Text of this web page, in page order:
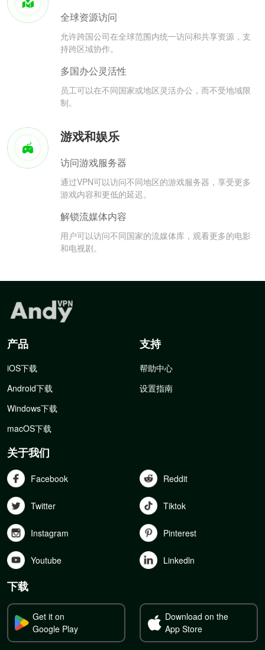
全球资源访问
允许跨国公司在全球范围内统一访问和共享资源，支
持跨区域协作。
多国办公灵活性
员工可以在不同国家或地区灵活办公，而不受地域限
制。
游戏和娱乐
访问游戏服务器
通过VPN可以访问不同地区的游戏服务器，享受更多
游戏内容和更低的延迟。
解锁流媒体内容
用户可以访问不同国家的流媒体库，观看更多的电影
和电视剧。
产品
iOS下载
Android下载
Windows下载
macOS下载
支持
帮助中心
设置指南
关于我们
Facebook Reddit
Twitter Tiktok
Instagram Pinterest
Youtube Linkedln
下载
Get it on
Google Play
Download on the
App Store